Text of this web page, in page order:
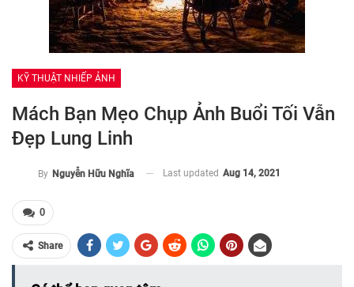
KỸ THUẬT NHIẾP ẢNH
Mách Bạn Mẹo Chụp Ảnh Buổi Tối Vẫn
Đẹp Lung Linh
By Nguyễn Hữu Nghĩa Last updated Aug 14, 2021
0
Share